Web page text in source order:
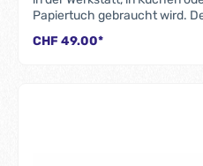
Papiertuch gebraucht wird.
CHF 49.00*